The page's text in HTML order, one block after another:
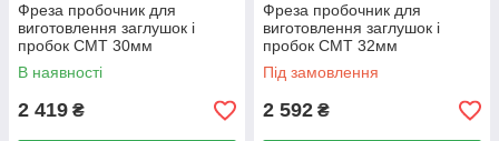
Фреза пробочник для
виготовлення заглушок і
пробок CMT 30мм
В наявності
2 419 ₴
Фреза пробочник для
виготовлення заглушок і
пробок CMT 32мм
Під замовлення
2 592 ₴